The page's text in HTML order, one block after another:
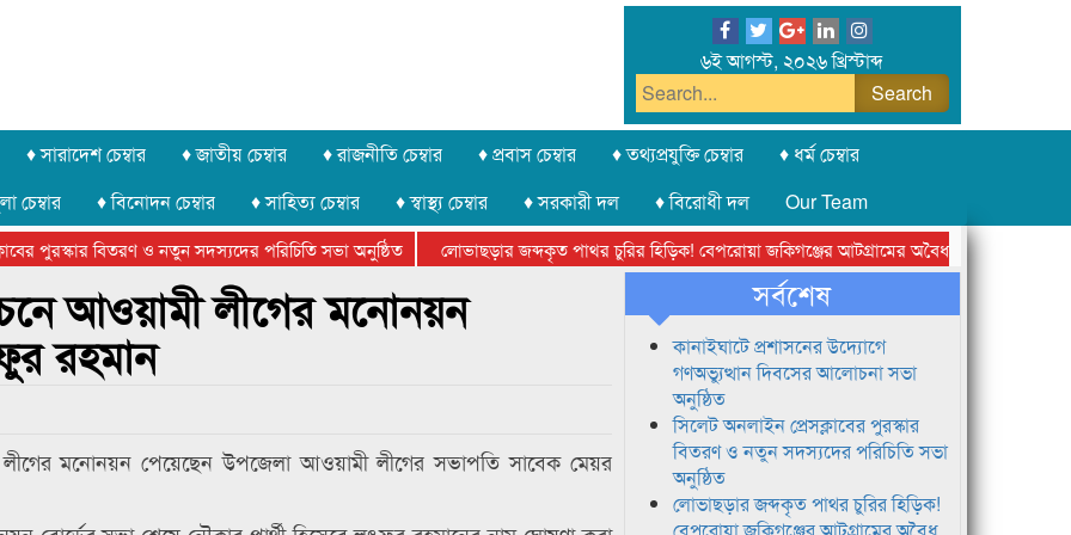
৬ই আগস্ট, ২০২৬ খ্রিস্টাব্দ
♦ সারাদেশ চেম্বার ♦ জাতীয় চেম্বার ♦ রাজনীতি চেম্বার ♦ প্রবাস চেম্বার ♦ তথ্যপ্রযুক্তি চেম্বার
♦ ধর্ম চেম্বার
চেম্বার ♦ বিনোদন চেম্বার ♦ সাহিত্য চেম্বার ♦ স্বাস্থ্য চেম্বার ♦ সরকারী দল ♦ বিরোধী দল
Our Team
পুরস্কার বিতরণ ও নতুন সদস্যদের পরিচিতি সভা অনুষ্ঠিত
লোভাছড়ার জব্দকৃত পাথর চুরির হিড়িক! বেপরোয়া জকিগঞ্জের আটগ্রামের অবৈধ ক্রাশার জোন চক্র
খুনি সায়েমের আদালতে আত্মসমর্পন, ৫ দিনের রিমান্ড চাইবে পুলিশ
আওয়ামী লীগের মনোনয়ন
রহমান
লীগের মনোনয়ন পেয়েছেন উপজেলা আওয়ামী লীগের সভাপতি সাবেক মেয়র
সর্বশেষ
কানাইঘাটে প্রশাসনের উদ্যোগে
গণঅভ্যুত্থান দিবসের আলোচনা সভা
অনুষ্ঠিত
সিলেট অনলাইন প্রেসক্লাবের পুরস্কার
বিতরণ ও নতুন সদস্যদের পরিচিতি সভা
অনুষ্ঠিত
লোভাছড়ার জব্দকৃত পাথর চুরির হিড়িক!